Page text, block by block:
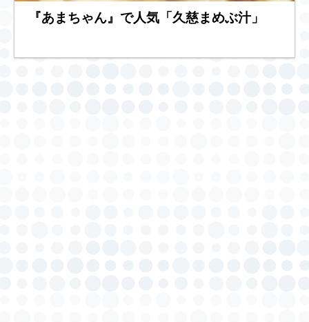
『あまちゃん』で人気「久慈まめぶ汁」